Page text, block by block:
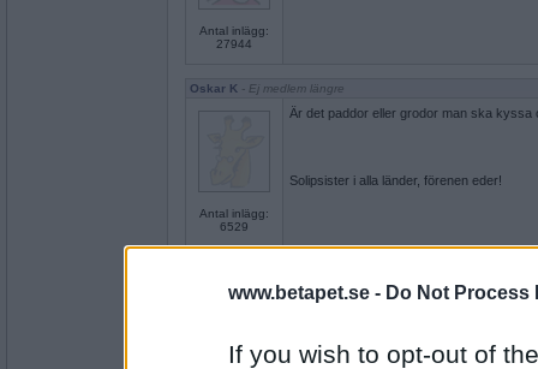
www.betapet.se - Do Not Process
If you wish to opt-out of
Antal inlägg:
27944
Oskar K - Ej medlem längre
Antal inlägg:
6529
Är det paddor eller grodor man ska kyssa
Solipsister i alla länder, förenen eder!
Vad är det som hoppar ur din mun?